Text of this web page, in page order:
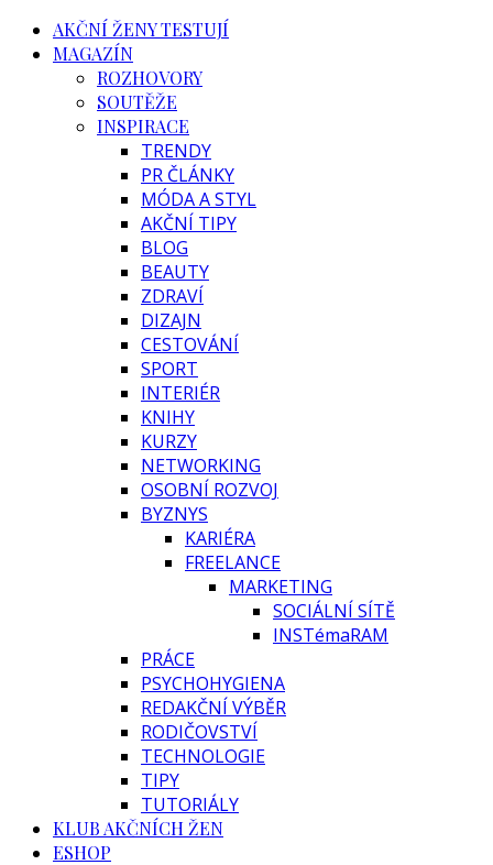
AKČNÍ ŽENY TESTUJÍ
MAGAZÍN
ROZHOVORY
SOUTĚŽE
INSPIRACE
TRENDY
PR ČLÁNKY
MÓDA A STYL
AKČNÍ TIPY
BLOG
BEAUTY
ZDRAVÍ
DIZAJN
CESTOVÁNÍ
SPORT
INTERIÉR
KNIHY
KURZY
NETWORKING
OSOBNÍ ROZVOJ
BYZNYS
KARIÉRA
FREELANCE
MARKETING
SOCIÁLNÍ SÍTĚ
INSTémaRAM
PRÁCE
PSYCHOHYGIENA
REDAKČNÍ VÝBĚR
RODIČOVSTVÍ
TECHNOLOGIE
TIPY
TUTORIÁLY
KLUB AKČNÍCH ŽEN
ESHOP